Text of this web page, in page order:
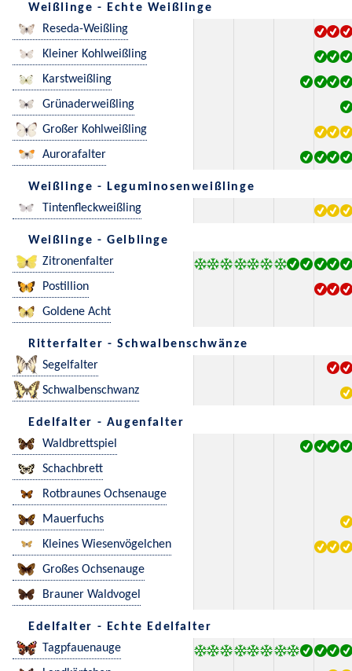
Weißlinge - Echte Weißlinge
Reseda-Weißling
Kleiner Kohlweißling
Karstweißling
Grünaderweißling
Großer Kohlweißling
Aurorafalter
Weißlinge - Leguminosenweißlinge
Tintenfleckweißling
Weißlinge - Gelblinge
Zitronenfalter
Postillion
Goldene Acht
Ritterfalter - Schwalbenschwänze
Segelfalter
Schwalbenschwanz
Edelfalter - Augenfalter
Waldbrettspiel
Schachbrett
Rotbraunes Ochsenauge
Mauerfuchs
Kleines Wiesenvögelchen
Großes Ochsenauge
Brauner Waldvogel
Edelfalter - Echte Edelfalter
Tagpfauenauge